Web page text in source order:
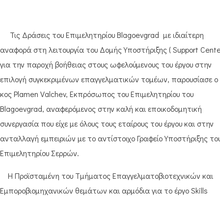
Τις Δράσεις του Επιμελητηρίου Blagoevgrad με ιδιαίτερη
αναφορά στη λειτουργία του Δομής Υποστήριξης ( Support
για την παροχή βοήθειας στους ωφελούμενους του έργου στην
επιλογή συγκεκριμένων επαγγελματικών τομέων, παρουσίασε ο
κος Plamen Valchev, Εκπρόσωπος του Επιμελητηρίου του
Blagoevgrad, αναφερόμενος στην καλή και εποικοδομητική
συνεργασία που είχε με όλους τους εταίρους του έργου και στην
ανταλλαγή εμπειριών με το αντίστοιχο Γραφείο Υποστήριξης
Επιμελητηρίου Σερρών.
Η Προϊσταμένη του Τμήματος Επαγγελματοβιοτεχνικών και
Εμποροβιομηχανικών θεμάτων και αρμόδια για το έργο Skills